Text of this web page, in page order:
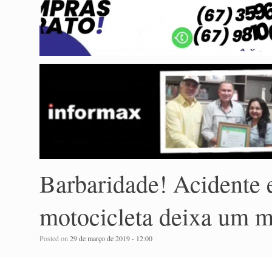
Barbaridade! Acidente
motocicleta deixa um
Posted on29 de março de 2019 - 12:00